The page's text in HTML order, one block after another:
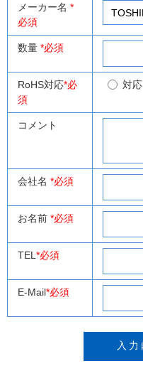
メーカー名 *
必須
数量 *必須
RoHS対応*必
須
対応
コメント
会社名 *必須
お名前 *必須
TEL *必須
E-Mail*必須